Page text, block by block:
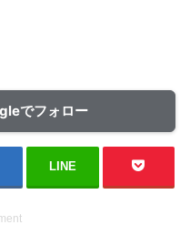
でフォロー
LINE